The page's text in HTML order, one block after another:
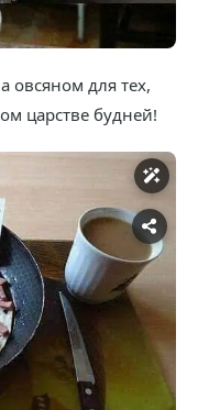
для тех,
царстве будней!